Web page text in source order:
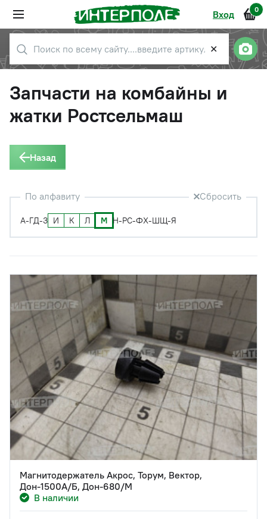
Вход 0
✕
Запчасти на комбайны и
жатки Ростсельмаш
Назад
По алфавиту Сбросить
А-ГД-З И К Л М Н-РС-ФХ-ШЩ-Я
Магнитодержатель Акрос, Торум, Вектор,
Дон-1500А/Б, Дон-680/М
В наличии